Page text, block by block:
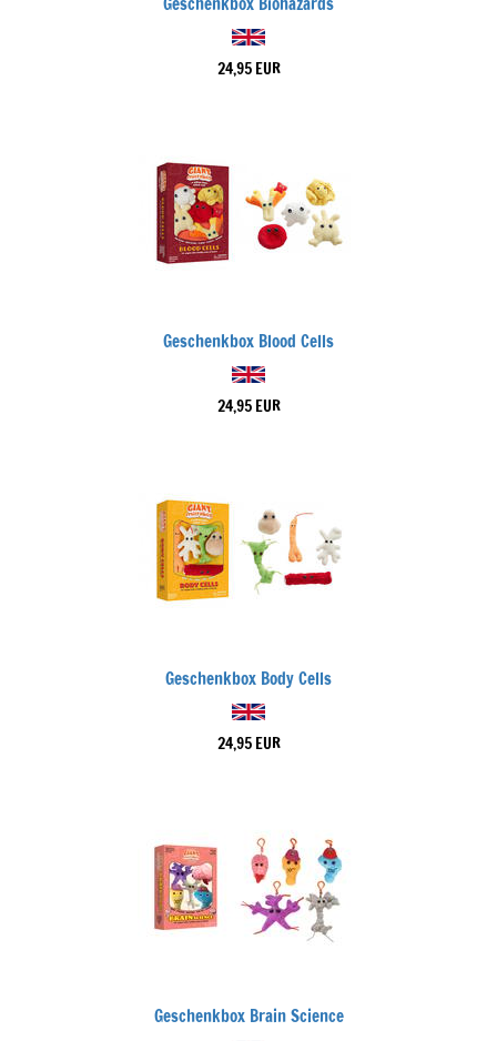
24,95 EUR
Geschenkbox Blood Cells
24,95 EUR
Geschenkbox Body Cells
24,95 EUR
Geschenkbox Brain Science